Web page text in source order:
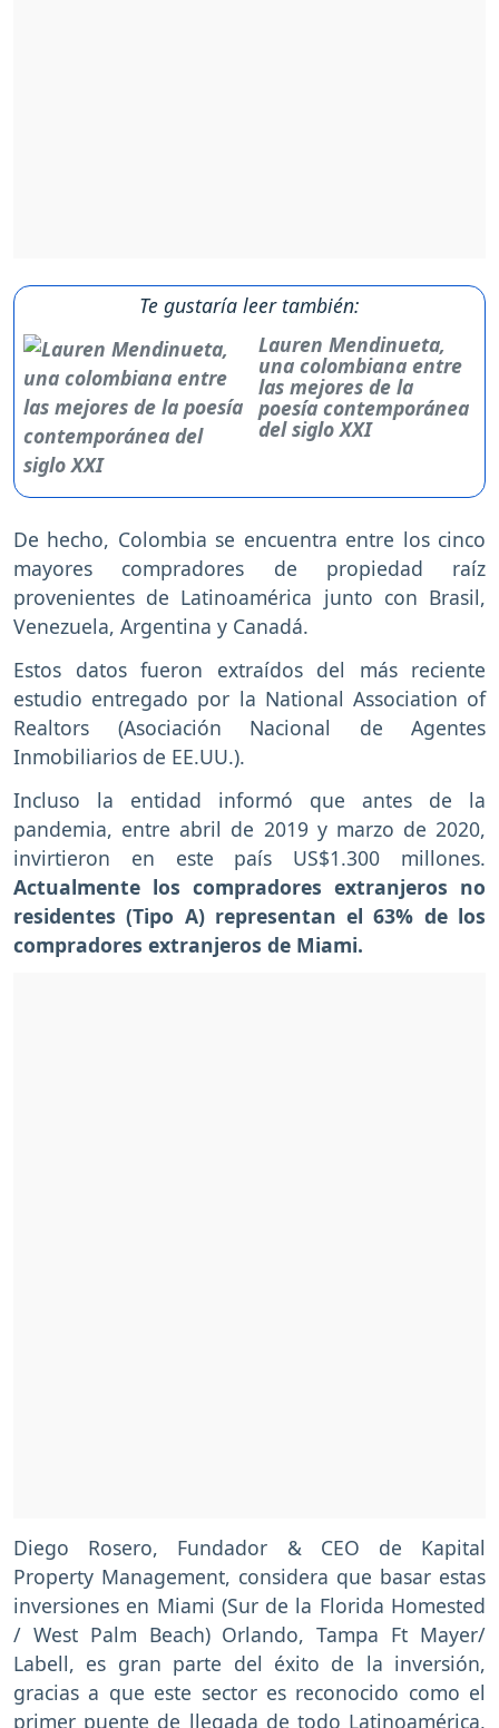
Te gustaría leer también:
Lauren Mendinueta,
una colombiana entre
las mejores de la
poesía contemporánea
del siglo XXI
De hecho, Colombia se encuentra entre los cinco
mayores compradores de propiedad raíz
provenientes de Latinoamérica junto con Brasil,
Venezuela, Argentina y Canadá.
Estos datos fueron extraídos del más reciente
estudio entregado por la National Association of
Realtors (Asociación Nacional de Agentes
Inmobiliarios de EE.UU.).
Incluso la entidad informó que antes de la
pandemia, entre abril de 2019 y marzo de 2020,
invirtieron en este país US$1.300 millones.
Actualmente los compradores extranjeros no
residentes (Tipo A) representan el 63% de los
compradores extranjeros de Miami.
Diego Rosero, Fundador & CEO de Kapital
Property Management, considera que basar estas
inversiones en Miami (Sur de la Florida Homested
/ West Palm Beach) Orlando, Tampa Ft Mayer/
Labell, es gran parte del éxito de la inversión,
gracias a que este sector es reconocido como el
primer puente de llegada de todo Latinoamérica,